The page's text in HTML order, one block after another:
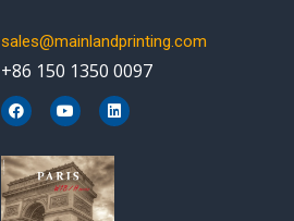
sales@mainlandprinting.com
+86 150 1350 0097
F
a
c
b
o
o
k
Y
o
u
u
b
e
L
i
n
e
d
n